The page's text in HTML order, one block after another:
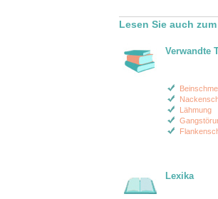
Lesen Sie auch
Verwandte
Lähmung
Lexika